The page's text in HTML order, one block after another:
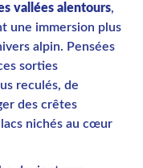
vallées alentours,
une immersion plus
alpin. Pensées
sorties
reculés, de
des crêtes
nichés au cœur